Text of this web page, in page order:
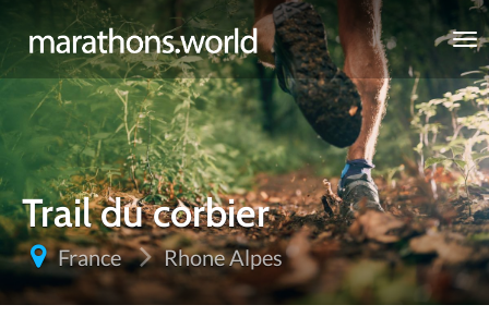
marathons.world
Trail du corbier
France Rhone Alpes